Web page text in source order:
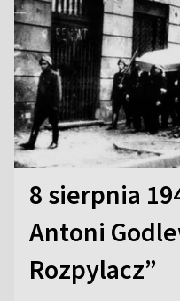
8 sierpnia
Antoni
Rozpylacz”